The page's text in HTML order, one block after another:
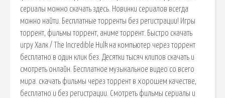
сериалы можно скачать здесь. Новинки сериалов всегда
можно найти. Бесплатные торренты без регистрации! Игры
торрент, фильмы торрент, аниме торрент. Быстро скачать
игру Халк / The Incredible Hulk на компьютер через торрент
бесплатно в один клик без. Десятки тысяч клипов скачать и
смотреть онлайн. Бесплатное музыкальное видео со всего
мира. скачать фильмы через торрент в хорошем качестве,
бесплатно и без регистрации. Смотреть фильмы сериалы и